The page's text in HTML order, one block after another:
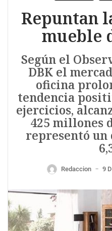
Repuntan
mueble
Según el
DBK el
oficina
tendencia
ejercicios,
425 millones
representó
Redaccion — 9